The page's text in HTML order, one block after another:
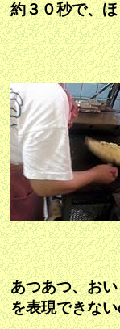
約３０秒で、
あつあつ、お
を表現できな